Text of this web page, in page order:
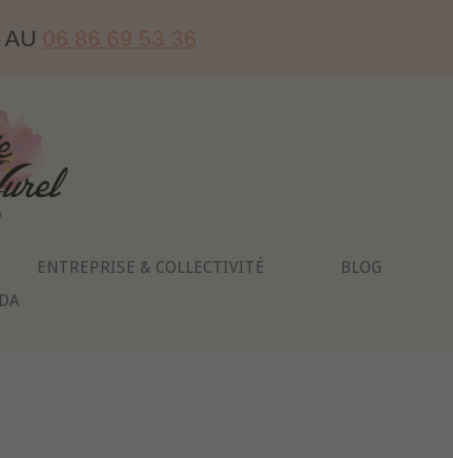
06 86 69 53 36
ENTREPRISE & COLLECTIVITÉ BLOG